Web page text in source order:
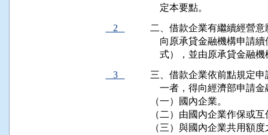
    定本要點。
2
二、借款企業有繼續經營
向原承貸金融機構申請
式），並由原承貸金融
3
三、借款企業依前點規定
一者，得向經濟部申請
（一）國內企業。
（二）由國內企業作保或
（三）與國內企業共用額